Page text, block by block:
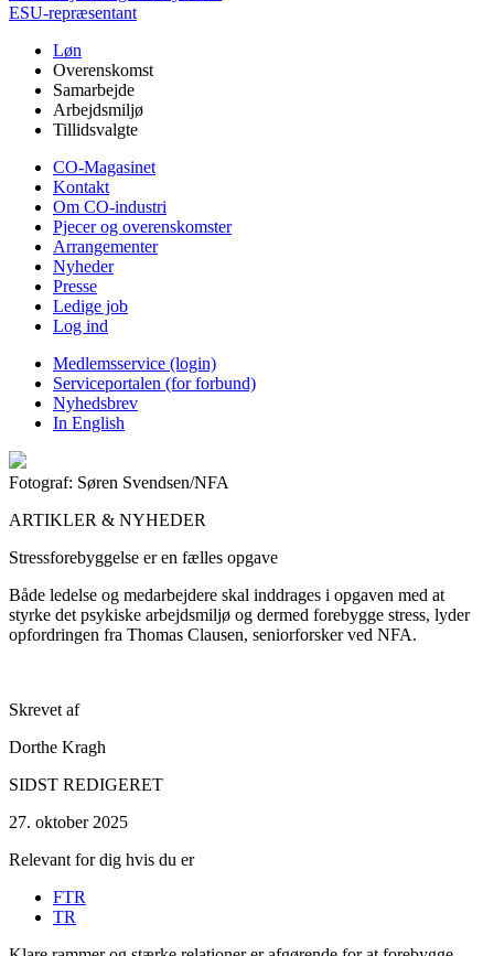
ESU-repræsentant
Løn
Overenskomst
Samarbejde
Arbejdsmiljø
Tillidsvalgte
CO-Magasinet
Kontakt
Om CO-industri
Pjecer og overenskomster
Arrangementer
Nyheder
Presse
Ledige job
Log ind
Medlemsservice (login)
Serviceportalen (for forbund)
Nyhedsbrev
In English
Fotograf: Søren Svendsen/NFA
ARTIKLER & NYHEDER
Stressforebyggelse er en fælles opgave
Både ledelse og medarbejdere skal inddrages i opgaven med at
styrke det psykiske arbejdsmiljø og dermed forebygge stress, lyder
opfordringen fra Thomas Clausen, seniorforsker ved NFA.
Skrevet af
Dorthe Kragh
SIDST REDIGERET
27. oktober 2025
Relevant for dig hvis du er
FTR
TR